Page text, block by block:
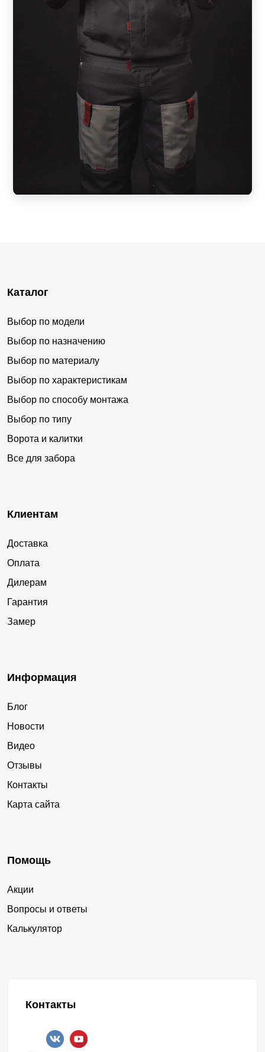
Каталог
Выбор по модели
Выбор по назначению
Выбор по материалу
Выбор по характеристикам
Выбор по способу монтажа
Выбор по типу
Ворота и калитки
Все для забора
Клиентам
Доставка
Оплата
Дилерам
Гарантия
Замер
Информация
Блог
Новости
Видео
Отзывы
Контакты
Карта сайта
Помощь
Акции
Вопросы и ответы
Калькулятор
Контакты